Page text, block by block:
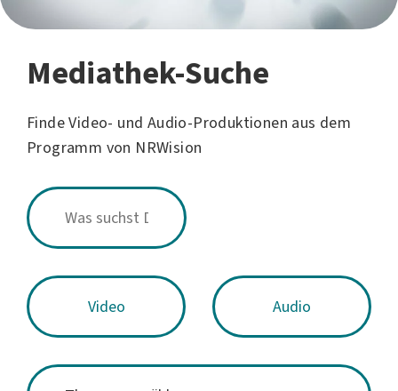
Mediathek-Suche
Finde Video- und Audio-Produktionen aus dem
Programm von NRWision
Video Audio